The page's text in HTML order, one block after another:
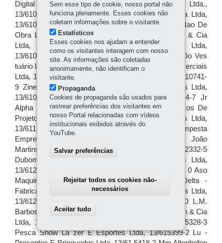
Sem esse tipo de cookie, nosso portal não
funciona plenamente. Esses cookies não
coletam informações sobre o visitante.
Estatísticos
Esses cookies nos ajudam a entender
como os visitantes interagem com nosso
site. As informações são coletadas
anonimamente, não identificam o
visitante.
Propaganda
Cookies de propaganda são usados para
rastrear preferências dos visitantes em
nosso Portal relacionadas com vídeos
institucionais exibidos através do
YouTube.
Salvar preferências
Rejeitar todos os cookies não-
necessários
Aceitar tudo